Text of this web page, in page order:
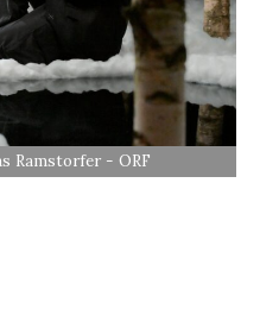
Ramstorfer - ORF